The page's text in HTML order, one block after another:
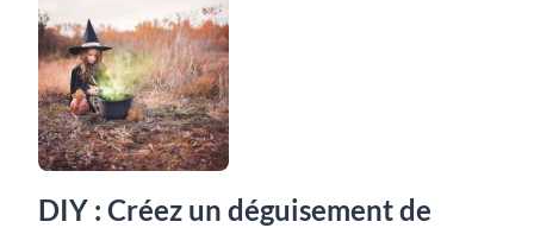
DIY : Créez un déguisement de